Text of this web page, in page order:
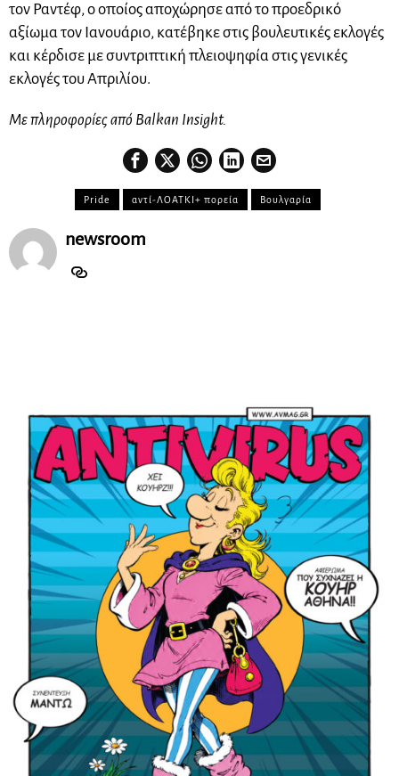
τον Ραντέφ, ο οποίος αποχώρησε από το προεδρικό
αξίωμα τον Ιανουάριο, κατέβηκε στις βουλευτικές εκλογές
και κέρδισε με συντριπτική πλειοψηφία στις γενικές
εκλογές του Απριλίου.
Με πληροφορίες από Balkan Insight.
Pride αντί-ΛΟΑΤΚΙ+ πορεία Βουλγαρία
newsroom